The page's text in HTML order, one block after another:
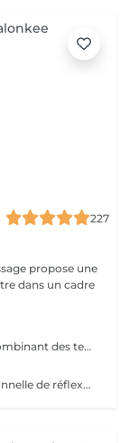
227
propose une
dans un cadre
Un soin traditionnel thaïlandais des pieds combinant des techniques de massage et de pression appliquées aux pieds et au bas des jambes. Ce traitement relaxant aide à soulager les pieds fatigués, à stimuler la circulation, à réduire le stress et à retrouver une agréable sensation d'équilibre et de confort.
Profitez ensemble d'une expérience traditionnelle de réflexologie plantaire thaïlandaise. Grâce à des techniques de pression ciblées appliquées aux pieds et au bas des jambes, ce soin relaxant aide à soulager les pieds fatigués, stimuler la circulation et favoriser une agréable sensation d'équilibre et de bien-être.